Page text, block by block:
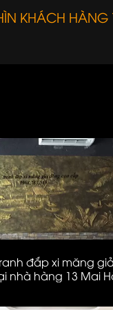
KHÁCH HÀNG
đắp xi măng
nhà hàng 13 Mai